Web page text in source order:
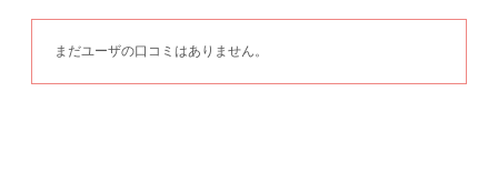
まだユーザの口コミはありません。